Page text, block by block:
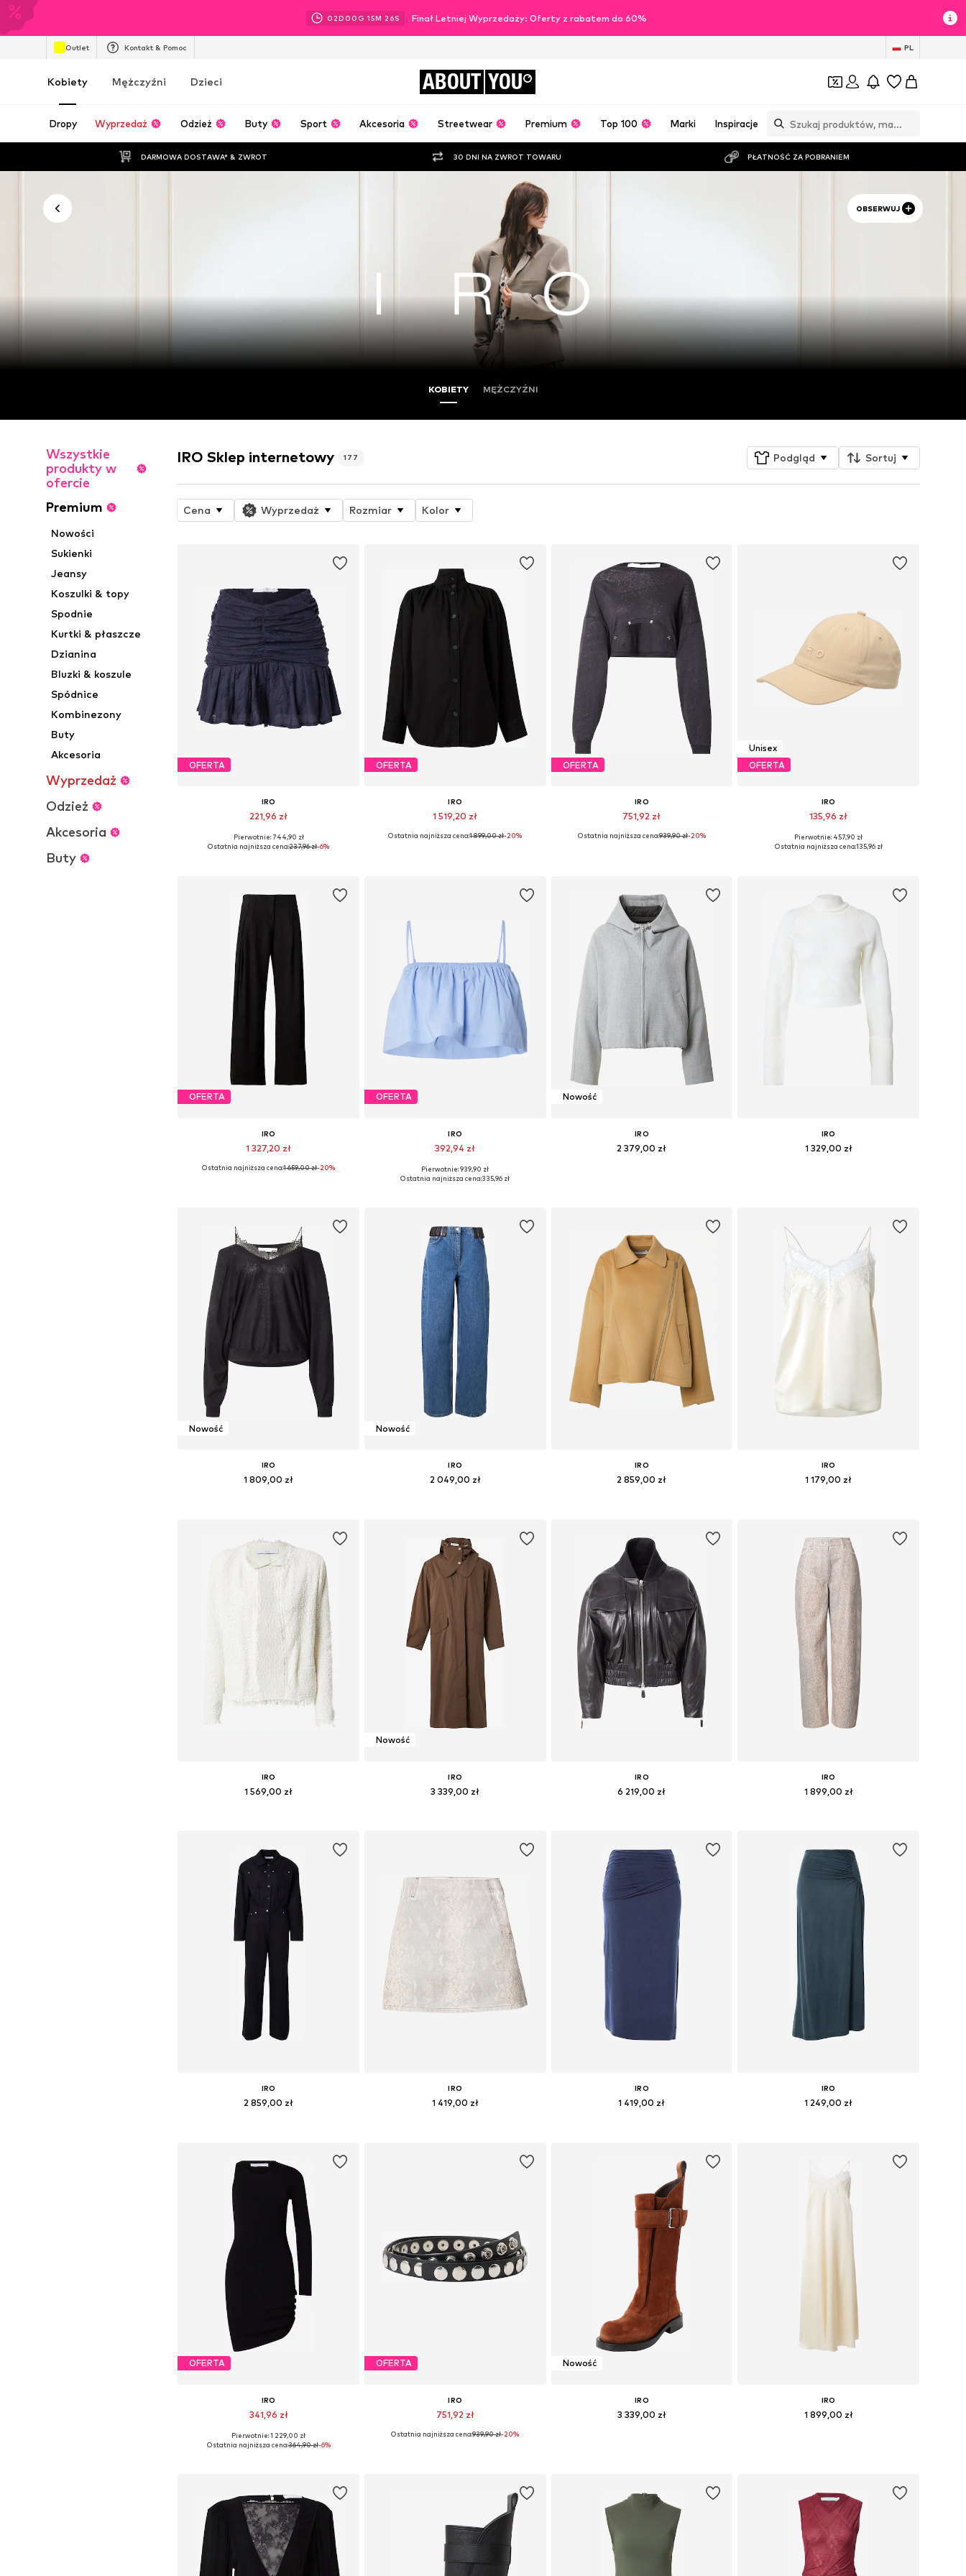
02D 00 G 15M 24S Finał Letniej Wyprzedaży: Oferty z rabatem do 60%
Outlet Kontakt & Pomoc PL
Kobiety Mężczyźni Dzieci ABOUT YOU
Dropy Wyprzedaż Odzież Buty Sport Akcesoria Streetwear Premium Top 100 Marki Inspiracje
DARMOWA DOSTAWA* & ZWROT 30 DNI NA ZWROT TOWARU PŁATNOŚĆ ZA POBRANIEM
OBSERWUJ
KOBIETY MĘŻCZYŹNI
Wszystkie
produkty w
ofercie
Premium
Nowości
Sukienki
Jeansy
Koszulki & topy
Spodnie
Kurtki & płaszcze
Dzianina
Bluzki & koszule
Spódnice
Kombinezony
Buty
Akcesoria
Wyprzedaż
Odzież
Akcesoria
Buty
IRO Sklep internetowy 177 Podgląd Sortuj
Cena Wyprzedaż Rozmiar Kolor
OFERTA
IRO
221,96 zł
Dostępne rozmiary: 36, 38, 40, 42
Pierwotnie: 744,90 zł
Ostatnia najniższa cena:237,96 zł-6%
OFERTA
IRO
1 519,20 zł
Dostępne rozmiary: XXS, XS, S, M, L
Ostatnia najniższa cena:1 899,00 zł-20%
OFERTA
IRO
751,92 zł
Dostępne rozmiary: XS, S, M, L, XL
Ostatnia najniższa cena:939,90 zł-20%
Unisex
OFERTA
IRO
135,96 zł
Dostępne rozmiary: 55-60
Pierwotnie: 457,90 zł
Ostatnia najniższa cena:135,96 zł
OFERTA
IRO
1 327,20 zł
Dostępne rozmiary: 32, 34, 36, 38, 40
Ostatnia najniższa cena:1 659,00 zł-20%
OFERTA
IRO
392,94 zł
Dostępne rozmiary: XS, S, M, L, XL, XXL
Pierwotnie: 939,90 zł
Ostatnia najniższa cena:335,96 zł
Nowość
IRO
2 379,00 zł
IRO
1 329,00 zł
Nowość
IRO
1 809,00 zł
Nowość
IRO
2 049,00 zł
IRO
2 859,00 zł
IRO
1 179,00 zł
IRO
1 569,00 zł
Nowość
IRO
3 339,00 zł
IRO
6 219,00 zł
IRO
1 899,00 zł
IRO
2 859,00 zł
IRO
1 419,00 zł
IRO
1 419,00 zł
IRO
1 249,00 zł
OFERTA
IRO
341,96 zł
Dostępne rozmiary: S, M
Pierwotnie: 1 229,00 zł
Ostatnia najniższa cena:364,90 zł-6%
OFERTA
IRO
751,92 zł
Dostępne rozmiary: 75-95
Ostatnia najniższa cena:939,90 zł-20%
Nowość
IRO
3 339,00 zł
IRO
1 899,00 zł